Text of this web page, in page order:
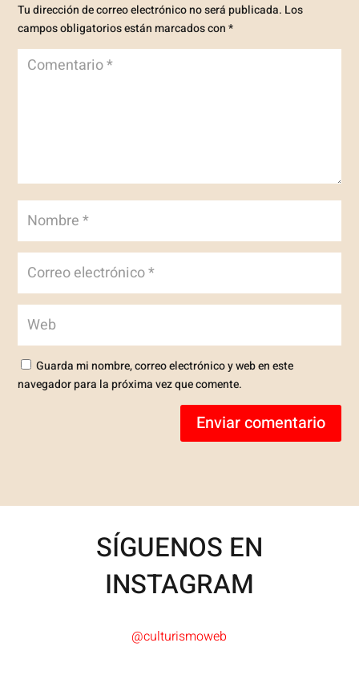
Tu dirección de correo electrónico no será publicada. Los
campos obligatorios están marcados con*
Guarda mi nombre, correo electrónico y web en este
navegador para la próxima vez que comente.
Enviar comentario
SÍGUENOS EN
INSTAGRAM
@culturismoweb